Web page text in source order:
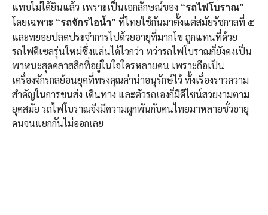
แทบไม่ได้ยินแล้ว เพราะเป็นเอกลักษณ์ของ “รถไฟโบราณ”
โดยเฉพาะ “รถจักรไอน้ำ” ที่ไทยใช้กันมาตั้งแต่สมัยรัชกาลที่ ๕
และทยอยปลดประจำการไปด้วยอายุที่มากโข ถูกแทนที่ด้วย
รถไฟดีเซลรุ่นใหม่ซึ่งแล่นได้ไวกว่า ทว่ารถไฟโบราณก็ยังคงเป็น
พาหนะสุดคลาสสิกที่อยู่ในใจใครหลายคน เพราะถือเป็น
เครื่องจักรกลย้อนยุคที่ทรงคุณค่าน่าอนุรักษ์ไว้ ทั้งเรื่องราวความ
สำคัญในการขนส่ง เดินทาง และตัวรถเองก็มีดีไซน์สวยงามตาม
ยุคสมัย รถไฟโบราณจึงมีความผูกพันกับคนไทยมาหลายชั่วอายุ
คนจนแยกกันไม่ออกเลย